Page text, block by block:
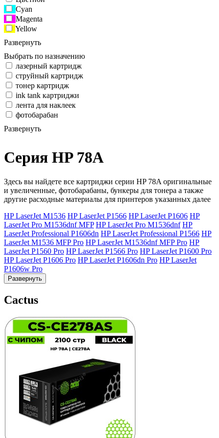
Cyan
Magenta
Yellow
Развернуть
Выбрать по назначению
лазерный картридж
струйный картридж
тонер картридж
ink tank картриджи
лента для наклеек
фотобарабан
Развернуть
Серия HP 78A
Здесь вы найдете все картриджи серии HP 78A оригинальные
и увеличенные, фотобарабаны, бункеры для тонера а также
другие расходные материалы для принтеров указанных далее
HP LaserJet M1536 HP LaserJet P1566 HP LaserJet P1606 HP
LaserJet Pro M1536dnf MFP HP LaserJet Pro M1536dnf HP
LaserJet Professional P1606dn HP LaserJet Professional P1566 HP
LaserJet M1536 MFP Pro HP LaserJet M1536dnf MFP Pro HP
LaserJet P1560 Pro HP LaserJet P1566 Pro HP LaserJet P1600 Pro
HP LaserJet P1606 Pro HP LaserJet P1606dn Pro HP LaserJet
P1606w Pro
Развернуть
Cactus